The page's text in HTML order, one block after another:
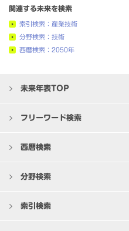
関連する未来を検索
索引検索：産業技術
分野検索：技術
西暦検索：2050年
未来年表TOP
フリーワード検索
西暦検索
分野検索
索引検索